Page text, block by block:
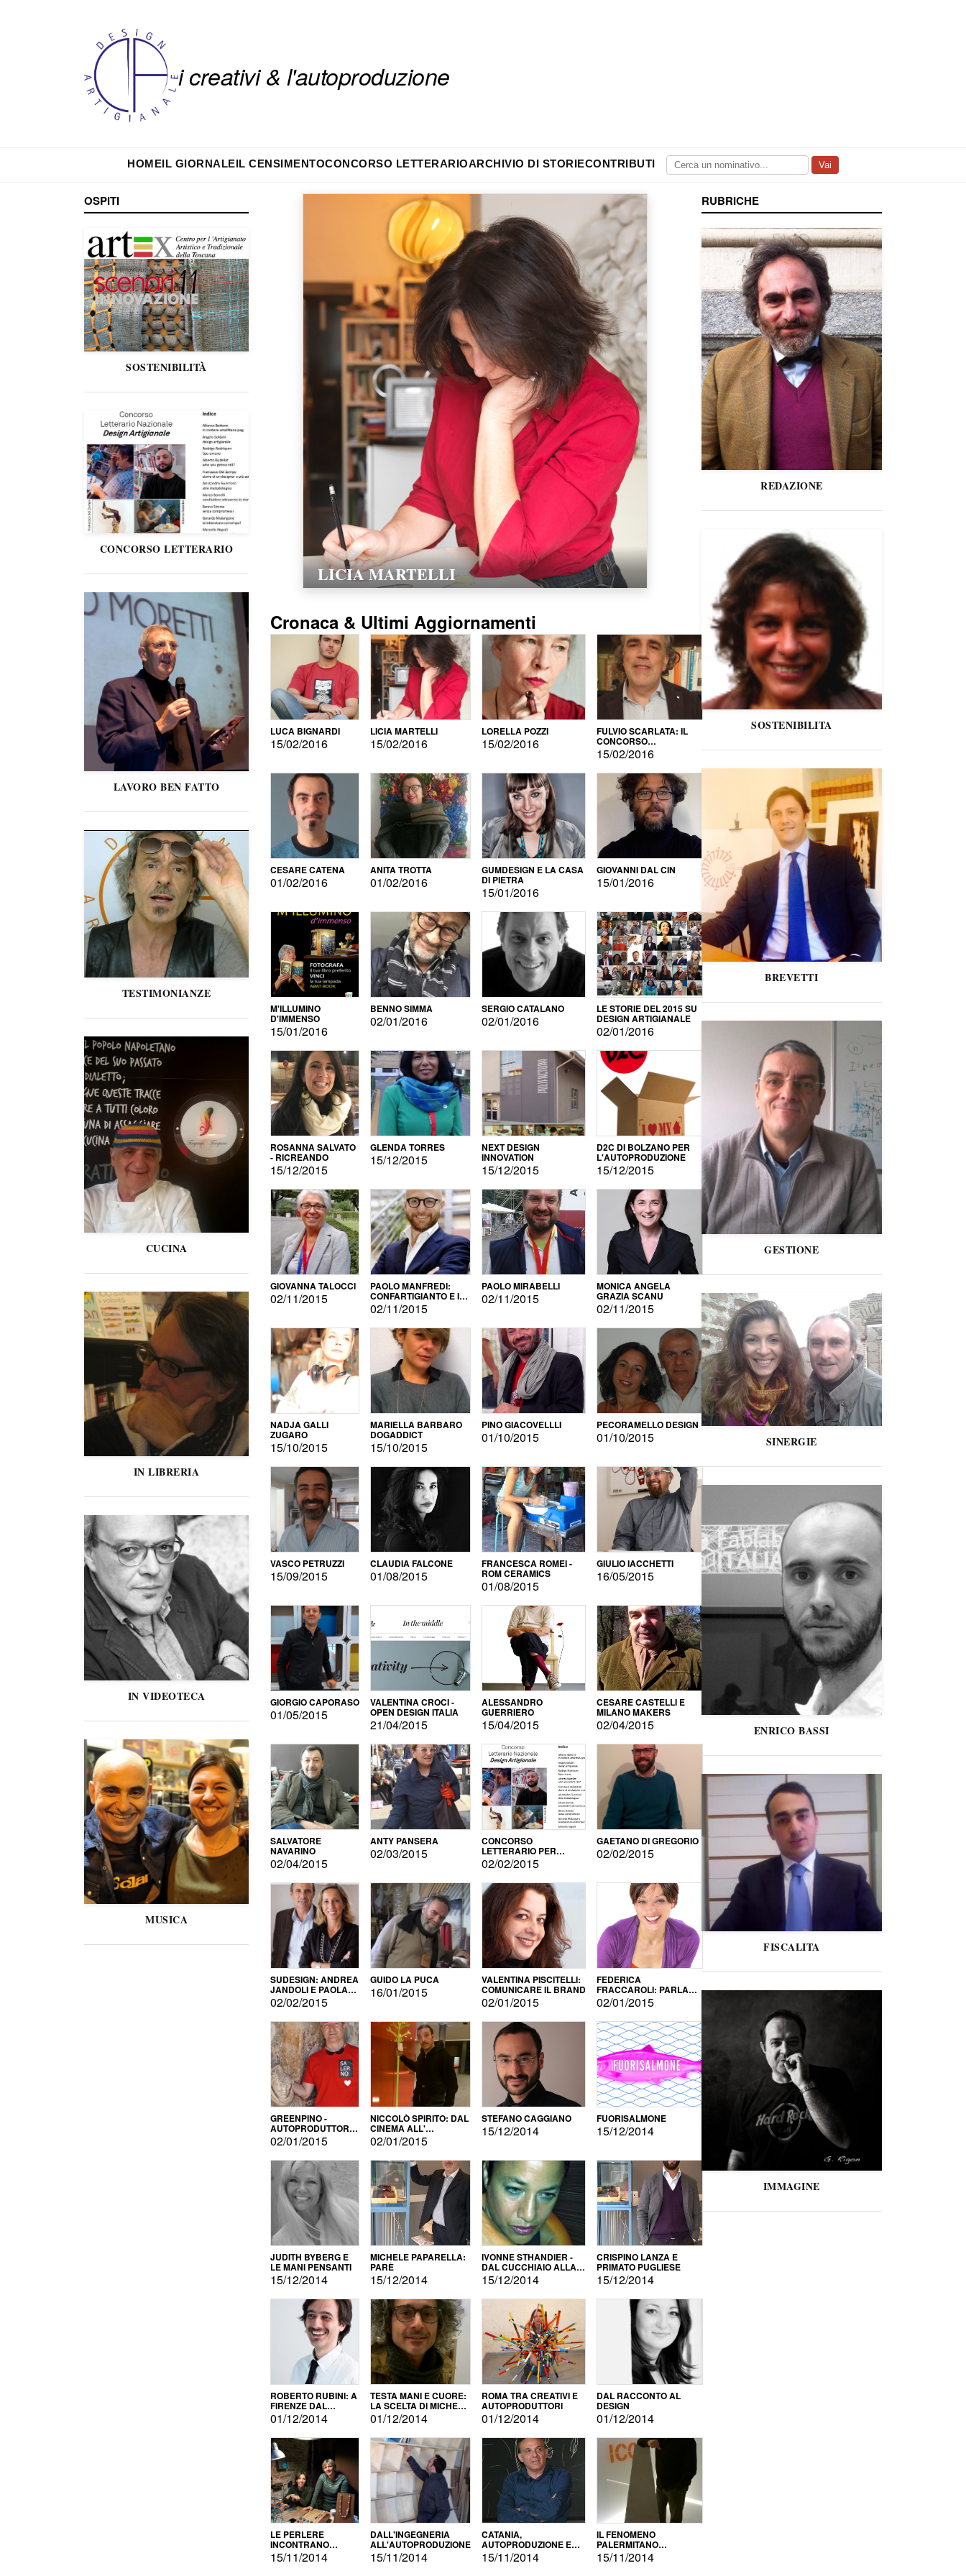
i creativi & l'autoproduzione
HOMEIL GIORNALEIL CENSIMENTOCONCORSO LETTERARIOARCHIVIO DI STORIECONTRIBUTI Vai
OSPITI
SOSTENIBILITÀ
CONCORSO LETTERARIO
LAVORO BEN FATTO
TESTIMONIANZE
CUCINA
IN LIBRERIA
IN VIDEOTECA
MUSICA
LORELLA POZZI
Cronaca & Ultimi Aggiornamenti
LUCA BIGNARDI
15/02/2016
LICIA MARTELLI
15/02/2016
LORELLA POZZI
15/02/2016
FULVIO SCARLATA: IL
CONCORSO
LETTERARIO
15/02/2016
CESARE CATENA
01/02/2016
ANITA TROTTA
01/02/2016
GUMDESIGN E LA CASA
DI PIETRA
15/01/2016
GIOVANNI DAL CIN
15/01/2016
M'ILLUMINO
D'IMMENSO
15/01/2016
BENNO SIMMA
02/01/2016
SERGIO CATALANO
02/01/2016
LE STORIE DEL 2015 SU
DESIGN ARTIGIANALE
02/01/2016
ROSANNA SALVATO
- RICREANDO
15/12/2015
GLENDA TORRES
15/12/2015
NEXT DESIGN
INNOVATION
15/12/2015
D2C DI BOLZANO PER
L'AUTOPRODUZIONE
15/12/2015
GIOVANNA TALOCCI
02/11/2015
PAOLO MANFREDI:
CONFARTIGIANTO E IL
SONDAGGIO
02/11/2015
PAOLO MIRABELLI
02/11/2015
MONICA ANGELA
GRAZIA SCANU
02/11/2015
NADJA GALLI
ZUGARO
15/10/2015
MARIELLA BARBARO
DOGADDICT
15/10/2015
PINO GIACOVELLLI
01/10/2015
PECORAMELLO DESIGN
01/10/2015
VASCO PETRUZZI
15/09/2015
CLAUDIA FALCONE
01/08/2015
FRANCESCA ROMEI -
ROM CERAMICS
01/08/2015
GIULIO IACCHETTI
16/05/2015
GIORGIO CAPORASO
01/05/2015
VALENTINA CROCI -
OPEN DESIGN ITALIA
21/04/2015
ALESSANDRO
GUERRIERO
15/04/2015
CESARE CASTELLI E
MILANO MAKERS
02/04/2015
SALVATORE
NAVARINO
02/04/2015
ANTY PANSERA
02/03/2015
CONCORSO
LETTERARIO PER
DESIGNER
02/02/2015
GAETANO DI GREGORIO
02/02/2015
SUDESIGN: ANDREA
JANDOLI E PAOLA
PISAPIA
02/02/2015
GUIDO LA PUCA
16/01/2015
VALENTINA PISCITELLI:
COMUNICARE IL BRAND
02/01/2015
FEDERICA
FRACCAROLI: PARLARE
LINGUE DIVERSE
02/01/2015
GREENPINO -
AUTOPRODUTTORE
PER AMORE
02/01/2015
NICCOLÒ SPIRITO: DAL
CINEMA ALL'
AUTOPRODUZIONE
02/01/2015
STEFANO CAGGIANO
15/12/2014
FUORISALMONE
15/12/2014
JUDITH BYBERG E
LE MANI PENSANTI
15/12/2014
MICHELE PAPARELLA:
PARÈ
15/12/2014
IVONNE STHANDIER -
DAL CUCCHIAIO ALLA
CITTÀ
15/12/2014
CRISPINO LANZA E
PRIMATO PUGLIESE
15/12/2014
ROBERTO RUBINI: A
FIRENZE DAL
PRODOTTO ALLA
PROMOZIONE
01/12/2014
TESTA MANI E CUORE:
LA SCELTA DI MICHELE
BARBERIO
01/12/2014
ROMA TRA CREATIVI E
AUTOPRODUTTORI
01/12/2014
DAL RACCONTO AL
DESIGN
01/12/2014
LE PERLERE
INCONTRANO
L'AUTOPRODUZIONE
15/11/2014
DALL'INGEGNERIA
ALL'AUTOPRODUZIONE
15/11/2014
CATANIA,
AUTOPRODUZIONE E
COMMERCIALIZZAZIONE
15/11/2014
IL FENOMENO
PALERMITANO
DELL'AUTOPRODUZIONE
15/11/2014
RUBRICHE
REDAZIONE
SOSTENIBILITA
BREVETTI
GESTIONE
SINERGIE
ENRICO BASSI
FISCALITA
IMMAGINE